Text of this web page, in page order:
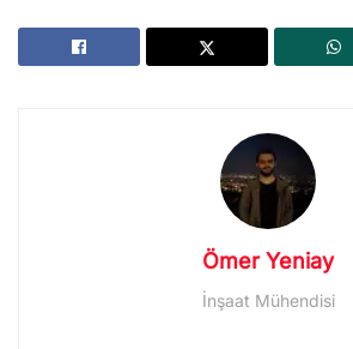
Ömer Yeniay
İnşaat Mühendisi